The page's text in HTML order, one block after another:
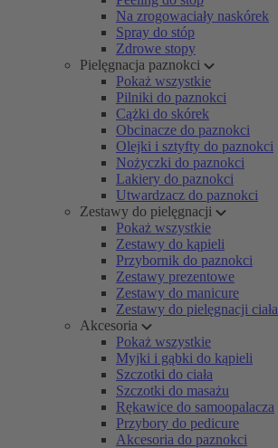
Na zrogowaciały naskórek
Spray do stóp
Zdrowe stopy
Pielęgnacja paznokci
Pokaż wszystkie
Pilniki do paznokci
Cążki do skórek
Obcinacze do paznokci
Olejki i sztyfty do paznokci
Nożyczki do paznokci
Lakiery do paznokci
Utwardzacz do paznokci
Zestawy do pielęgnacji
Pokaż wszystkie
Zestawy do kąpieli
Przybornik do paznokci
Zestawy prezentowe
Zestawy do manicure
Zestawy do pielęgnacji ciała
Akcesoria
Pokaż wszystkie
Myjki i gąbki do kąpieli
Szczotki do ciała
Szczotki do masażu
Rękawice do samoopalacza
Przybory do pedicure
Akcesoria do paznokci